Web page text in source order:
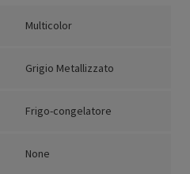
Multicolor
Grigio Metallizzato
Frigo-congelatore
None